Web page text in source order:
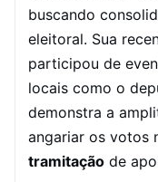
buscando
eleitoral. Sua
participou de
locais como o
demonstra a
angariar os votos
tramitação de